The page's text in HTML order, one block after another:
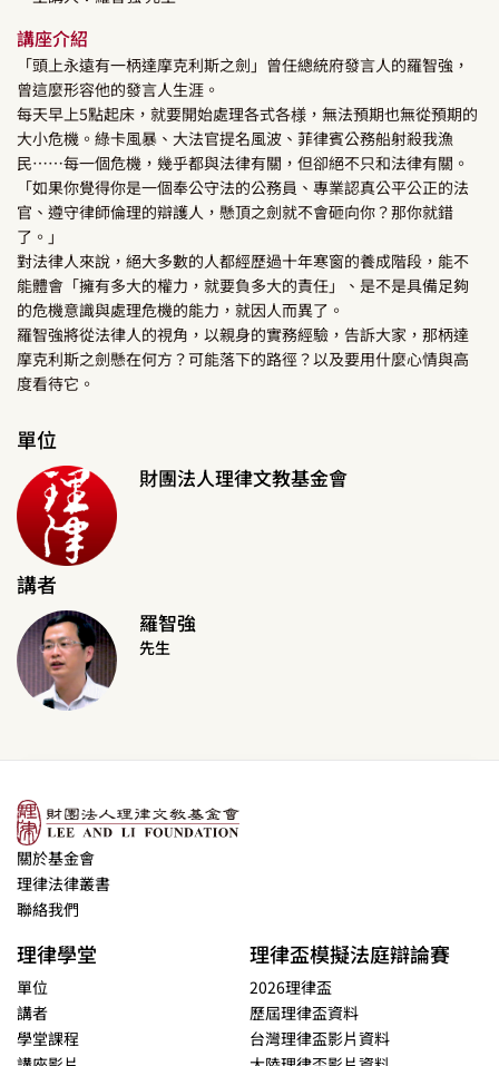
講座介紹
「頭上永遠有一柄達摩克利斯之劍」曾任總統府發言人的羅智強，
曾這麼形容他的發言人生涯。
每天早上5點起床，就要開始處理各式各様，無法預期也無從預期的
大小危機。綠卡風暴、大法官提名風波、菲律賓公務船射殺我漁
民……每一個危機，幾乎都與法律有關，但卻絕不只和法律有關。
「如果你覺得你是一個奉公守法的公務員、專業認真公平公正的法
官、遵守律師倫理的辯護人，懸頂之劍就不會砸向你？那你就錯
了。」
對法律人來說，絕大多數的人都經歷過十年寒窗的養成階段，能不
能體會「擁有多大的權力，就要負多大的責任」、是不是具備足夠
的危機意識與處理危機的能力，就因人而異了。
羅智強將從法律人的視角，以親身的實務經驗，告訴大家，那柄達
摩克利斯之劍懸在何方？可能落下的路徑？以及要用什麼心情與高
度看待它。
單位
財團法人理律文教基金會
講者
羅智強
先生
關於基金會
理律法律叢書
聯絡我們
理律學堂
單位
講者
學堂課程
理律盃模擬法庭辯論賽
2026理律盃
歷屆理律盃資料
台灣理律盃影片資料